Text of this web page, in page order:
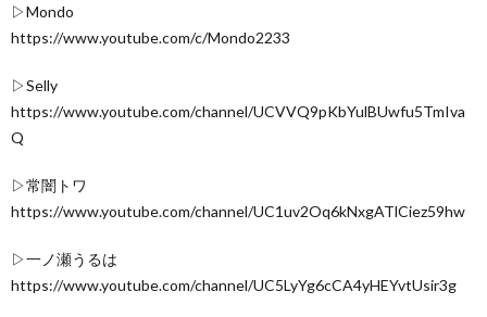
▷Mondo
https://www.youtube.com/c/Mondo2233
▷Selly
https://www.youtube.com/channel/UCVVQ9pKbYulBUwfu5TmIva
Q
▷常闇トワ
https://www.youtube.com/channel/UC1uv2Oq6kNxgATlCiez59hw
▷一ノ瀬うるは
https://www.youtube.com/channel/UC5LyYg6cCA4yHEYvtUsir3g